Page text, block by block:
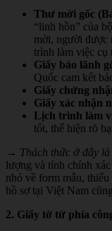
Thư mời gốc
“linh hồn” của
mời, người được
trình làm việc cụ
Giấy bảo lãnh
Quốc cam kết
Giấy chứng
Giấy xác nhận
Lịch trình làm
tốt, thể hiện rõ
→ Thách thức ở đây là
lượng và tính chính
nhỏ về form mẫu,
hồ sơ tại Việt Nam
2. Giấy tờ từ phía